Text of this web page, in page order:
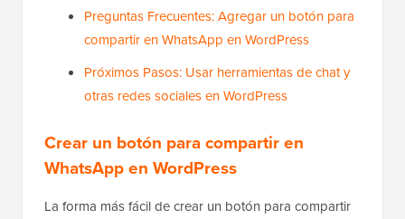
Preguntas Frecuentes: Agregar un botón para
compartir en WhatsApp en WordPress
Próximos Pasos: Usar herramientas de chat y
otras redes sociales en WordPress
Crear un botón para compartir en
WhatsApp en WordPress
La forma más fácil de crear un botón para compartir